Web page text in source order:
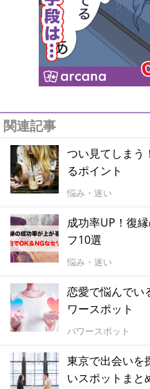
関連記事
つい見てしまう
るポイント
悩み・迷い
成功率UP！復
フ10選
悩み・迷い
恋愛で悩んでい
ワースポット
パワースポット
東京で出会いを
いスポットまと